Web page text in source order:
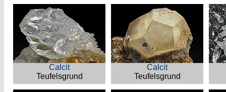
Calcit
Teufelsgrund
Calcit
Teufelsgrund